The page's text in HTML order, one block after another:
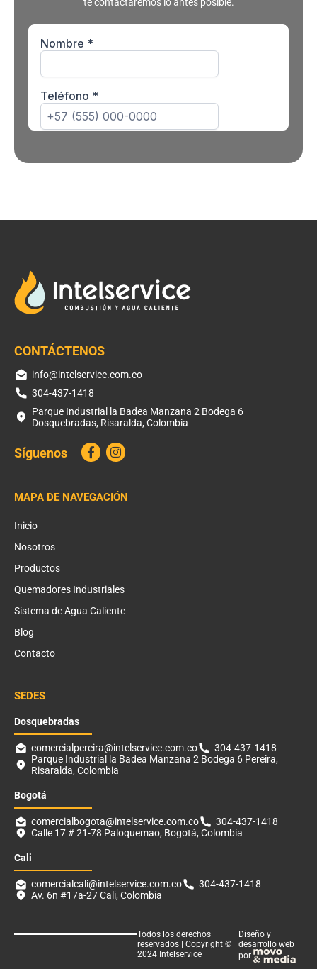
CONTÁCTENOS
info@intelservice.com.co
304-437-1418
Parque Industrial la Badea Manzana 2 Bodega 6
Dosquebradas, Risaralda, Colombia
Síguenos
MAPA DE NAVEGACIÓN
Inicio
Nosotros
Productos
Quemadores Industriales
Sistema de Agua Caliente
Blog
Contacto
SEDES
Dosquebradas
comercialpereira@intelservice.com.co
304-437-1418
Parque Industrial la Badea Manzana 2 Bodega 6 Pereira,
Risaralda, Colombia
Bogotá
comercialbogota@intelservice.com.co
304-437-1418
Calle 17 # 21-78 Paloquemao, Bogotá, Colombia
Cali
comercialcali@intelservice.com.co
304-437-1418
Av. 6n #17a-27 Cali, Colombia
Todos los derechos
reservados | Copyright ©
2024 Intelservice
Diseño y
desarrollo web
por